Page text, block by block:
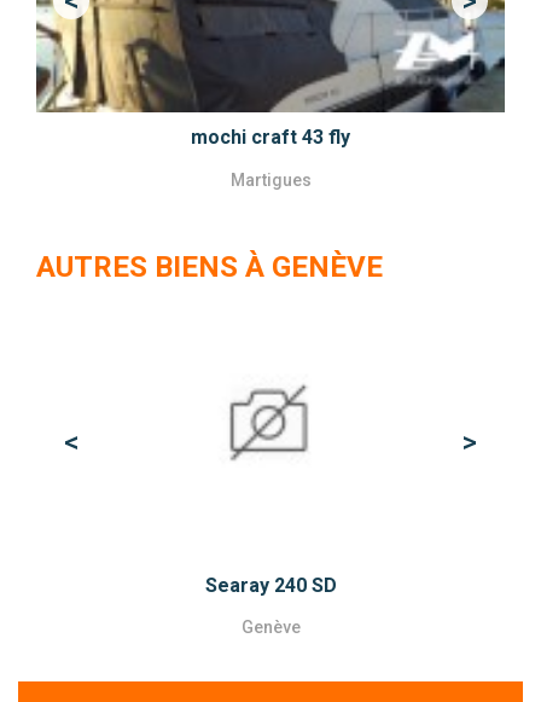
mochi craft 43 fly
Martigues
Previous Next
AUTRES BIENS À GENÈVE
Searay 240 SD
Genève
<Previous >Next